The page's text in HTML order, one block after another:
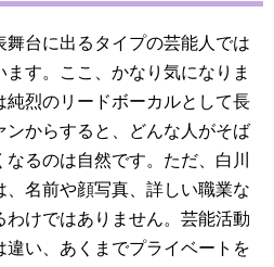
台に出るタイプの芸能人では
す。ここ、かなり気になりま
烈のリードボーカルとして長
ンからすると、どんな人がそば
るのは自然です。ただ、白川
名前や顔写真、詳しい職業な
わけではありません。芸能活動
違い、あくまでプライベートを